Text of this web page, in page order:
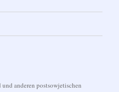
anderen postsowjetischen